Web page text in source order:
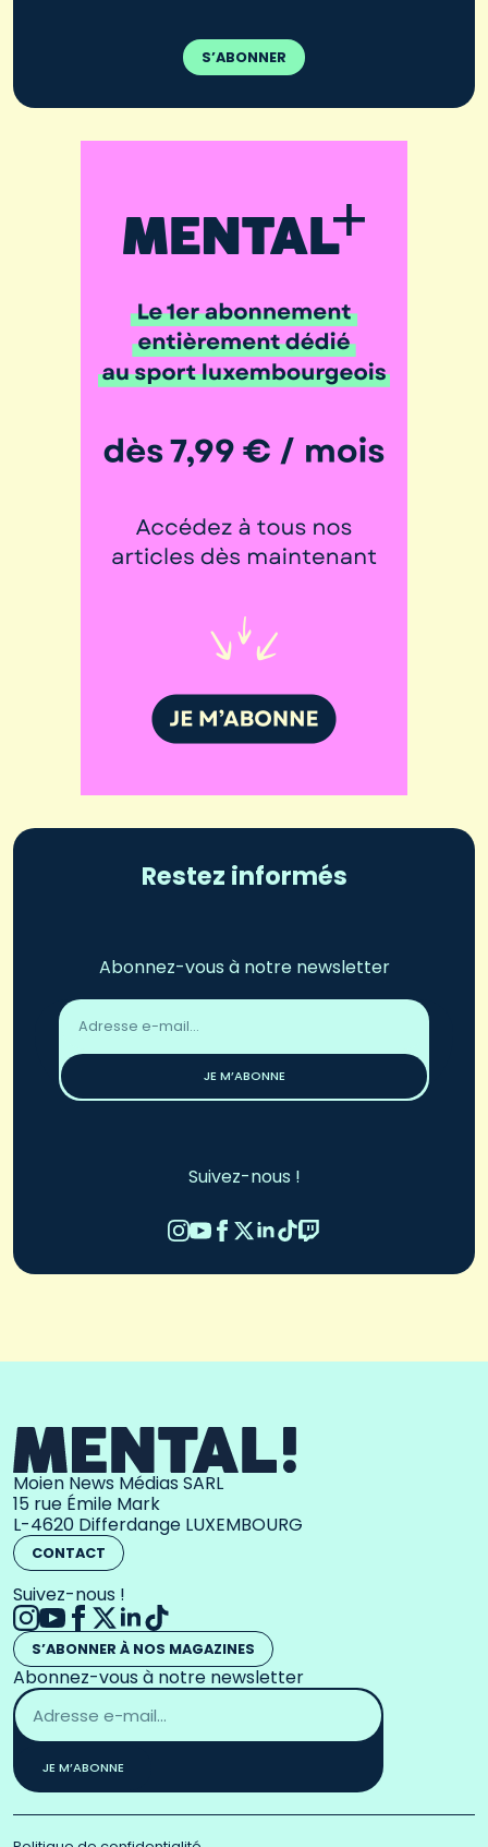
S’ABONNER
Restez informés
Abonnez-vous à notre newsletter
Adresse
email
JE M’ABONNE
Suivez-nous !
Moien News Médias SARL
15 rue Émile Mark
L-4620 Differdange LUXEMBOURG
CONTACT
Suivez-nous !
S’ABONNER À NOS MAGAZINES
Abonnez-vous à notre newsletter
Adresse
email
*
JE M’ABONNE